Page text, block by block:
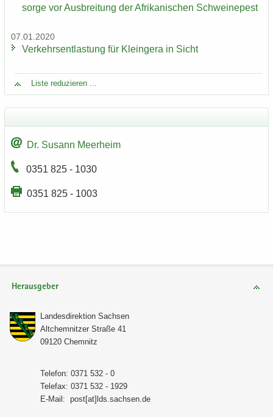
sor­ge vor Aus­brei­tung der Afri­ka­ni­schen Schwei­ne­pest
07.01.2020
Ver­kehrs­ent­las­tung für Klein­ge­ra in Sicht
Liste re­du­zie­ren ...
Dr. Su­sann Meer­heim
0351 825 - 1030
0351 825 - 1003
Herausgeber
Lan­des­di­rek­ti­on Sach­sen
Alt­chem­nit­zer Stra­ße 41
09120 Chem­nitz
Te­le­fon: 0371 532 - 0
Te­le­fax: 0371 532 - 1929
E-​Mail: post[at]lds.sach­sen.de